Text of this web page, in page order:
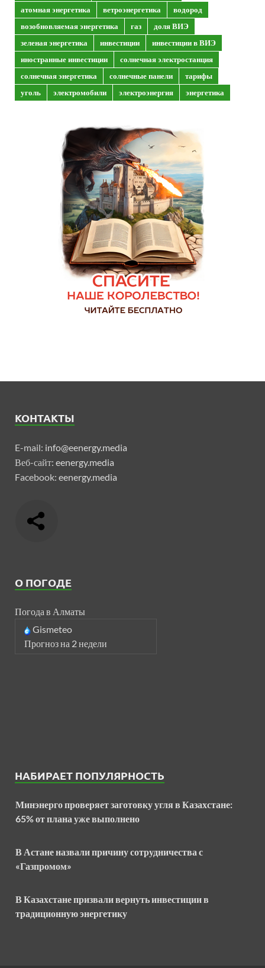
атомная энергетика
ветроэнергетика
водород
возобновляемая энергетика
газ
доля ВИЭ
зеленая энергетика
инвестиции
инвестиции в ВИЭ
иностранные инвестиции
солнечная электростанция
солнечная энергетика
солнечные панели
тарифы
уголь
электромобили электроэнергия энергетика
КОНТАКТЫ
E-mail: info@eenergy.media
Веб-сайт: eenergy.media
Facebook: eenergy.media
О ПОГОДЕ
Погода в Алматы
Gismeteo
Прогноз на 2 недели
НАБИРАЕТ ПОПУЛЯРНОСТЬ
Минэнерго проверяет заготовку угля в Казахстане:
65% от плана уже выполнено
В Астане назвали причину сотрудничества с
«Газпромом»
В Казахстане призвали вернуть инвестиции в
традиционную энергетику